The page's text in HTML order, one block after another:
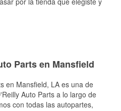
Parts en Mansfield
en Mansfield, LA es una de
Auto Parts a lo largo de
con todas las autopartes,